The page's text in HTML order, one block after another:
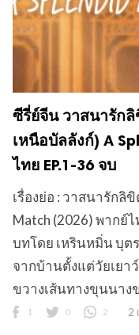
ซีรี่ย์จีน วาสนารัก
เหนือบัลลังก์) A
ไทย EP.1-36 จบ
เรื่องย่อ : วาสนารักลิ
Match (2026) พากย์ไ
บทโดย เหรินหมิ่น บุต
จากบ้านตั้งแต่วัยเยา
ขวางเส้นทางขุนนาง
1 0 2 2